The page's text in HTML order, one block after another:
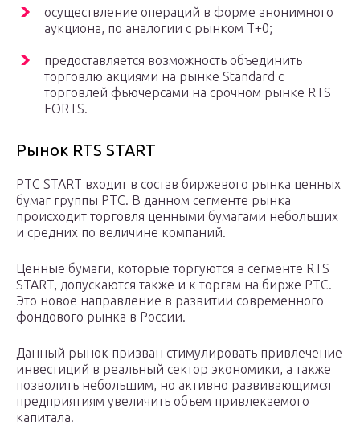
осуществление операций в форме анонимного
аукциона, по аналогии с рынком T+0;
предоставляется возможность объединить
торговлю акциями на рынке Standard с
торговлей фьючерсами на срочном рынке RTS
FORTS.
Рынок RTS START
РТС START входит в состав биржевого рынка ценных
бумаг группы РТС. В данном сегменте рынка
происходит торговля ценными бумагами небольших
и средних по величине компаний.
Ценные бумаги, которые торгуются в сегменте RTS
START, допускаются также и к торгам на бирже РТС.
Это новое направление в развитии современного
фондового рынка в России.
Данный рынок призван стимулировать привлечение
инвестиций в реальный сектор экономики, а также
позволить небольшим, но активно развивающимся
предприятиям увеличить объем привлекаемого
капитала.